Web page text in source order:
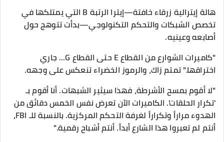
هالة إيترالية زرقاء خافتة—إيترا الرتبة B التي يمتلكها في
تخصص الشبكات والتحكم التكنولوجي—بدأت تتوهج حول
أصابعه وعينيه.
​"كاميرات الشوارع من القطاع E حتى القطاع G... جاري
اختراقها." تمتم زاك، والرموز الخضراء تنعكس على وجهه.
"لا أقوم بمسح الأشرطة، فهذا سيثير الشبهات. أنا أقوم بـ
'تكرار الحلقات'. الكاميرات الآن تعرض نفس الخمس دقائق من
الهدوء مراراً وتكراراً لغرفة التحكم المركزية. بالنسبة للـ FBI،
أنتم لم تعبروا هذا الشارع أبداً. أنتم أشباح رقمية."